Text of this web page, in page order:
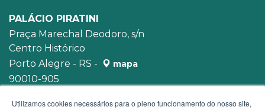
PALÁCIO PIRATINI
Praça Marechal Deodoro, s/n
Centro Histórico
Porto Alegre - RS -
mapa
90010-905
Utilizamos cookies necessários para o pleno funcionamento do nosso site,